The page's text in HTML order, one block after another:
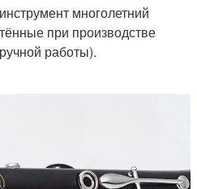
многолетний
при производстве
работы).